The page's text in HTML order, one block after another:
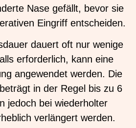
Nase gefällt, bevor sie
Eingriff entscheiden.
dauert oft nur wenige
erforderlich, kann eine
angewendet werden. Die
in der Regel bis zu 6
jedoch bei wiederholter
verlängert werden.